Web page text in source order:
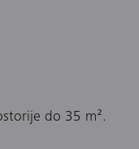
do 35 m².